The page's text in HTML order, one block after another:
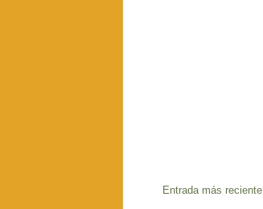
Entrada más reciente